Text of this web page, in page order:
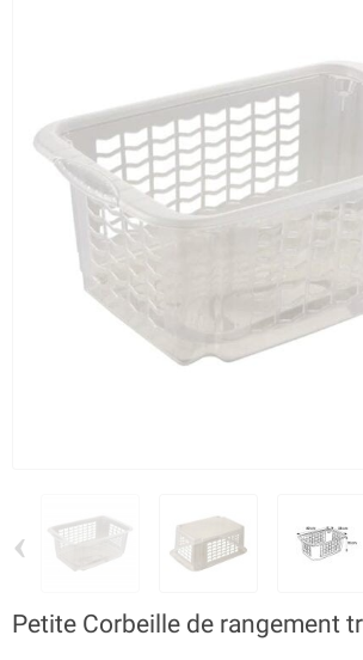
‹
Petite Corbeille de rangement